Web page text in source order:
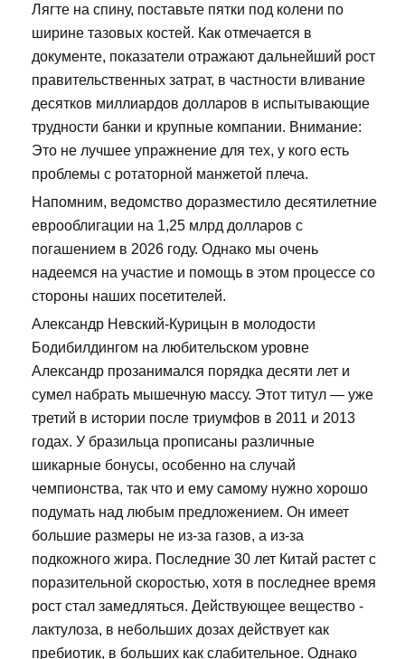
Лягте на спину, поставьте пятки под колени по
ширине тазовых костей. Как отмечается в
документе, показатели отражают дальнейший рост
правительственных затрат, в частности вливание
десятков миллиардов долларов в испытывающие
трудности банки и крупные компании. Внимание:
Это не лучшее упражнение для тех, у кого есть
проблемы с ротаторной манжетой плеча.
Напомним, ведомство доразместило десятилетние
еврооблигации на 1,25 млрд долларов с
погашением в 2026 году. Однако мы очень
надеемся на участие и помощь в этом процессе со
стороны наших посетителей.
Александр Невский-Курицын в молодости
Бодибилдингом на любительском уровне
Александр прозанимался порядка десяти лет и
сумел набрать мышечную массу. Этот титул — уже
третий в истории после триумфов в 2011 и 2013
годах. У бразильца прописаны различные
шикарные бонусы, особенно на случай
чемпионства, так что и ему самому нужно хорошо
подумать над любым предложением. Он имеет
большие размеры не из-за газов, а из-за
подкожного жира. Последние 30 лет Китай растет с
поразительной скоростью, хотя в последнее время
рост стал замедляться. Действующее вещество -
лактулоза, в небольших дозах действует как
пребиотик, в больших как слабительное. Однако